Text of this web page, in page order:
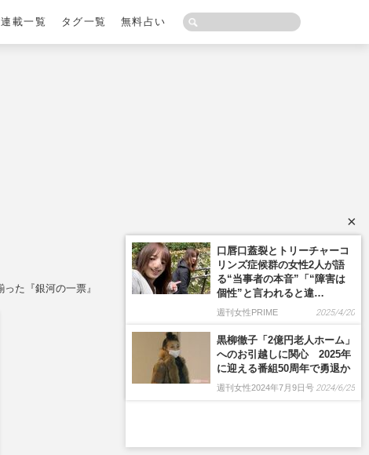
連載一覧 タグ一覧 無料占い
た『銀河の一票』
×
口唇口蓋裂とトリーチャーコ
リンズ症候群の女性2人が語
る“当事者の本音”「“障害は
個性”と言われると違…
週刊女性PRIME 2025/4/20
黒柳徹子「2億円老人ホーム」
へのお引越しに関心 2025年
に迎える番組50周年で勇退か
週刊女性2024年7月9日号 2024/6/25